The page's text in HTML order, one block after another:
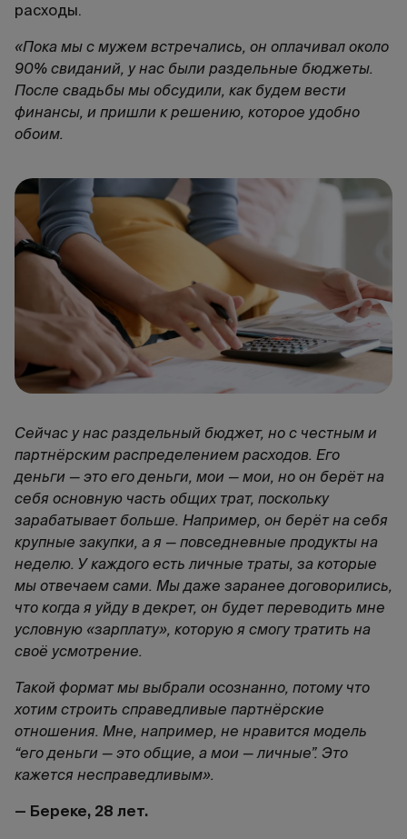
расходы.
«Пока мы с мужем встречались, он оплачивал около
90% свиданий, у нас были раздельные бюджеты.
После свадьбы мы обсудили, как будем вести
финансы, и пришли к решению, которое удобно
обоим.
Сейчас у нас раздельный бюджет, но с честным и
партнёрским распределением расходов. Его
деньги — это его деньги, мои — мои, но он берёт на
себя основную часть общих трат, поскольку
зарабатывает больше. Например, он берёт на себя
крупные закупки, а я — повседневные продукты на
неделю. У каждого есть личные траты, за которые
мы отвечаем сами. Мы даже заранее договорились,
что когда я уйду в декрет, он будет переводить мне
условную «зарплату», которую я смогу тратить на
своё усмотрение.
Такой формат мы выбрали осознанно, потому что
хотим строить справедливые партнёрские
отношения. Мне, например, не нравится модель
“его деньги — это общие, а мои — личные”. Это
кажется несправедливым».
— Береке, 28 лет.